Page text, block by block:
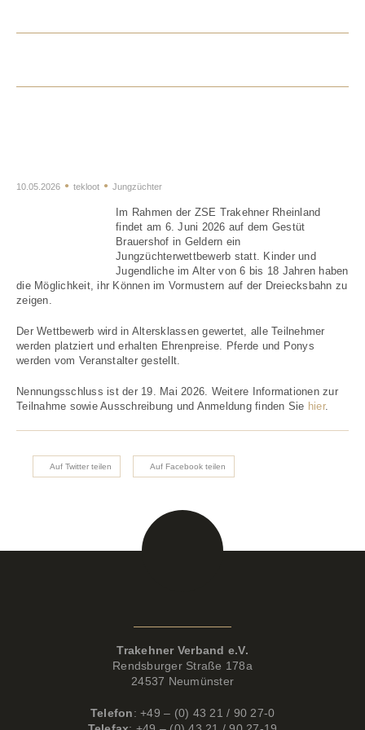
10.05.2026 tekloot Jungzüchter
Im Rahmen der ZSE Trakehner Rheinland
findet am 6. Juni 2026 auf dem Gestüt
Brauershof in Geldern ein
Jungzüchterwettbewerb statt. Kinder und
Jugendliche im Alter von 6 bis 18 Jahren haben
die Möglichkeit, ihr Können im Vormustern auf der Dreiecksbahn zu
zeigen.
Der Wettbewerb wird in Altersklassen gewertet, alle Teilnehmer
werden platziert und erhalten Ehrenpreise. Pferde und Ponys
werden vom Veranstalter gestellt.
Nennungsschluss ist der 19. Mai 2026. Weitere Informationen zur
Teilnahme sowie Ausschreibung und Anmeldung finden Sie hier.
Auf Twitter teilen Auf Facebook teilen
Trakehner Verband e.V.
Rendsburger Straße 178a
24537 Neumünster
Telefon: +49 – (0) 43 21 / 90 27-0